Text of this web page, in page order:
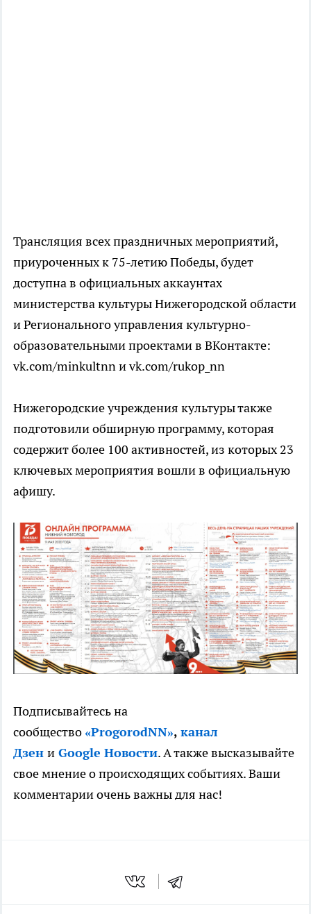
Трансляция всех праздничных мероприятий,
приуроченных к 75-летию Победы, будет
доступна в официальных аккаунтах
министерства культуры Нижегородской области
и Регионального управления культурно-
образовательными проектами в ВКонтакте:
vk.com/minkultnn и vk.com/rukop_nn
Нижегородские учреждения культуры также
подготовили обширную программу, которая
содержит более 100 активностей, из которых 23
ключевых мероприятия вошли в официальную
афишу.
Подписывайтесь на
сообщество «ProgorodNN», канал
Дзен и Google Новости. А также высказывайте
свое мнение о происходящих событиях. Ваши
комментарии очень важны для нас!